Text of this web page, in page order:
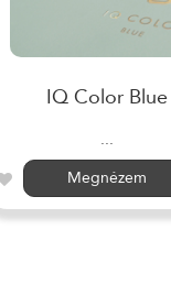
IQ Color Blue
...
Megnézem